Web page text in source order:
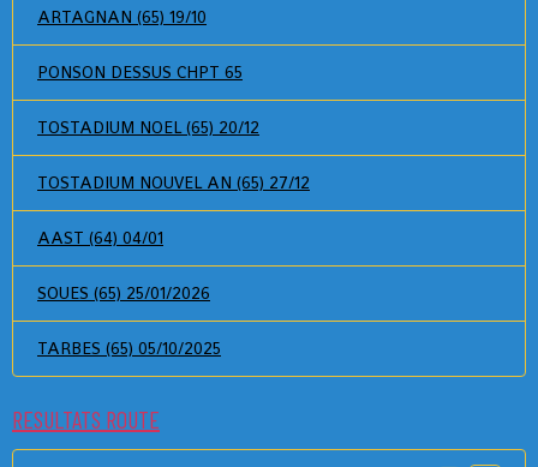
ARTAGNAN (65) 19/10
PONSON DESSUS CHPT 65
TOSTADIUM NOEL (65) 20/12
TOSTADIUM NOUVEL AN (65) 27/12
AAST (64) 04/01
SOUES (65) 25/01/2026
TARBES (65) 05/10/2025
RESULTATS ROUTE